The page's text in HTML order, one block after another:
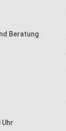
Beratung
Uhr